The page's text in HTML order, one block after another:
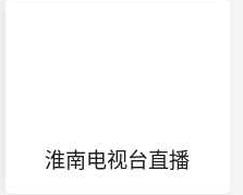
淮南电视台直播